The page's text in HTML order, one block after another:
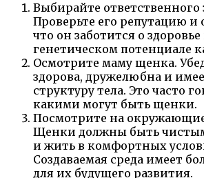
Выбирайте ответственного
Проверьте его репутацию и
что он заботится о
генетическом потенциале
Осмотрите маму щенка.
здорова, дружелюбна и
структуру тела. Это часто
какими могут быть щенки.
Посмотрите на
Щенки должны быть
и жить в комфортных
Создаваемая среда имеет
для их будущего развития.